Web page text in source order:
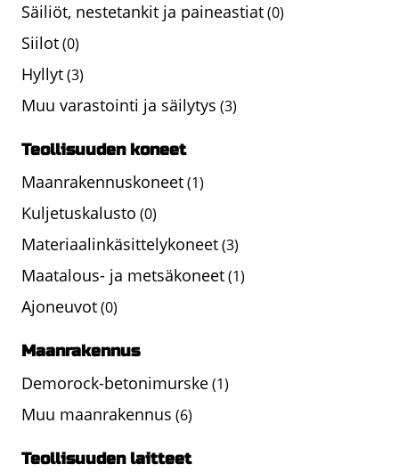
Säiliöt, nestetankit ja paineastiat(0)
Siilot(0)
Hyllyt(3)
Muu varastointi ja säilytys (3)
Teollisuuden koneet
Maanrakennuskoneet(1)
Kuljetuskalusto (0)
Materiaalinkäsittelykoneet(3)
Maatalous- ja metsäkoneet(1)
Ajoneuvot(0)
Maanrakennus
Demorock-betonimurske(1)
Muu maanrakennus (6)
Teollisuuden laitteet